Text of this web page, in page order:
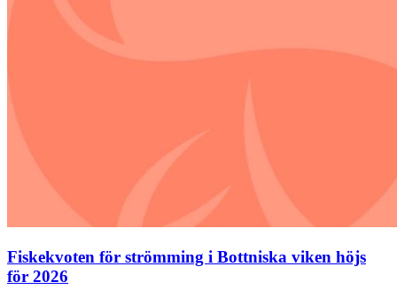
Fiskekvoten för strömming i Bottniska viken höjs
för 2026